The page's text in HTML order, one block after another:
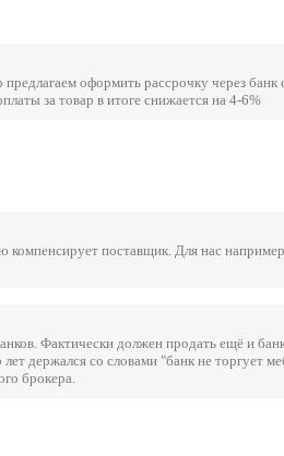
оформить рассрочку через банк
за товар в итоге снижается на 4-6%
компенсирует поставщик. Для нас
Фактически должен продать ещё и
держался со словами "банк не торгует
брокера.